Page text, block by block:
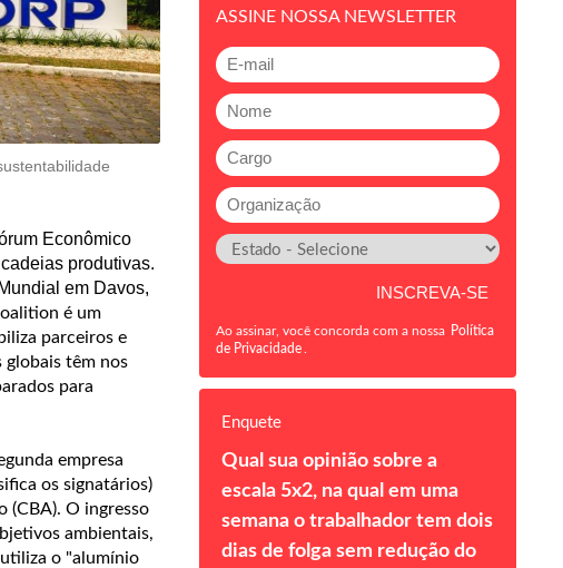
Econômico
produtivas.
em Davos,
é um
parceiros e
globais têm nos
para
empresa
os signatários)
(CBA). O ingresso
ambientais,
o "alumínio
ASSINE NOSSA NEWSLETTER
Ao assinar, você concorda com a nossa Política
de Privacidade
Enquete
Qual sua opinião sobre a
escala 5x2, na qual em uma
semana o trabalhador tem dois
dias de folga sem redução do